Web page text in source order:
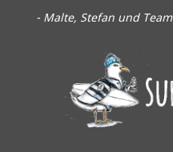
- Malte, Stefan und Team